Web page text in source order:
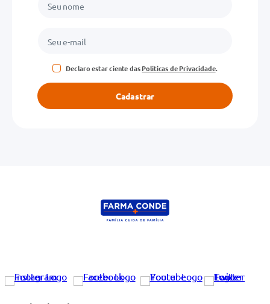
Declaro estar ciente dasPolíticas de Privacidade.
Cadastrar